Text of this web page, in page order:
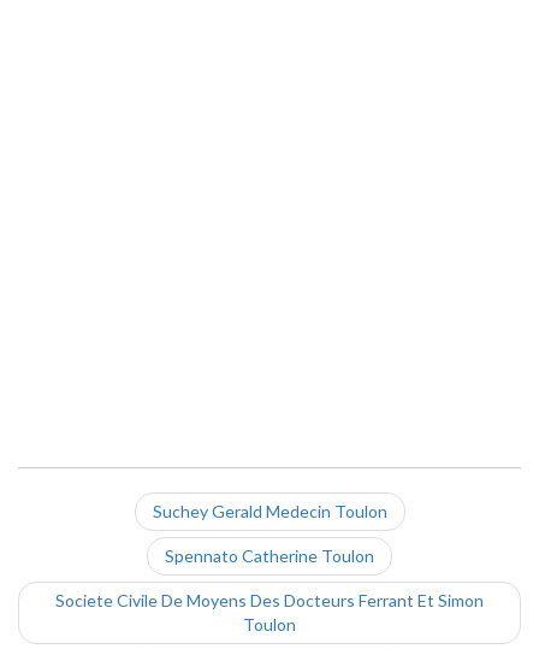
Suchey Gerald Medecin Toulon
Spennato Catherine Toulon
Societe Civile De Moyens Des Docteurs Ferrant Et Simon
Toulon